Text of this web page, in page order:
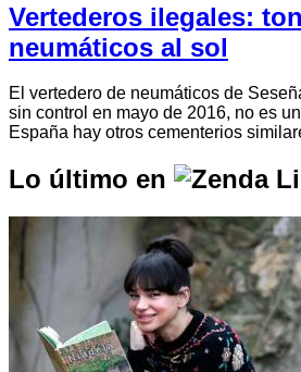
Vertederos ilegales:
neumáticos al sol
El vertedero de neumáticos de
sin control en mayo de 2016, no es
España hay otros cementerios
Lo último en